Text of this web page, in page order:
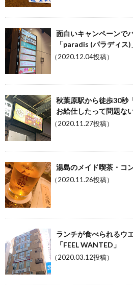
面白いキャンペーンで
「paradis (パラディス)
（2020.12.04投稿）
秋葉原駅から徒歩30秒
お給仕したって問題な
（2020.11.27投稿）
湯島のメイド喫茶・コ
（2020.11.26投稿）
ランチが食べられるウ
「FEEL WANTED」
（2020.03.12投稿）